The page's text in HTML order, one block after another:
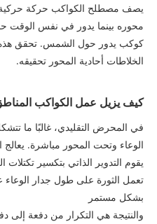
يصف مصطلح الكواكب حركة
محوره بينما يدور في نفس الوقت
كوكب يدور حول الشمس. تحقق هذه
الخلاطات أحادية المحور تحقيقه.
كيف يزيل عمل الكواكب
في المحرض التقليدي، غالبًا ما
الوعاء وتحت المحور مباشرة.
يقوم التدوير الذاتي بتكسير تكتلات
تعمل الثورة على طول جدار
بشكل مستمر
والنتيجة هي التكرار من دفعة إلى